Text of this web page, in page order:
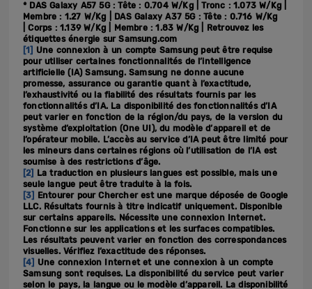
* DAS Galaxy A57 5G : Tête : 0.704 W/Kg | Tronc : 1.073 W/Kg |
Membre : 1.27 W/Kg | DAS Galaxy A37 5G : Tête : 0.716 W/Kg
|Corps : 1.139 W/Kg |
Membre : 1.83 W/Kg | Retrouvez les
étiquettes énergie sur Samsung.com
[1] Une connexion à un compte Samsung peut être requise
pour utiliser certaines fonctionnalités de l’intelligence
artificielle (IA) Samsung. Samsung ne donne aucune
promesse, assurance ou garantie quant à l’exactitude,
l’exhaustivité ou la fiabilité des résultats fournis par les
fonctionnalités d’IA. La disponibilité des fonctionnalités d’IA
peut varier en fonction de la région/du pays, de la version du
système d’exploitation (One UI), du modèle d’appareil et de
l’opérateur mobile. L’accès au service d’IA peut être limité pour
les mineurs dans certaines régions où l’utilisation de l’IA est
soumise à des restrictions d’âge.
[2]
La traduction en plusieurs langues est possible, mais une
seule langue peut être traduite à la fois.
[3]
Entourer pour Chercher est une marque déposée de Google
LLC. Résultats fournis à titre indicatif uniquement. Disponible
sur certains appareils. Nécessite une connexion Internet.
Fonctionne sur les applications et les surfaces compatibles.
Les résultats peuvent varier en fonction des correspondances
visuelles. Vérifiez l’exactitude des réponses.
[4] Une connexion Internet et une connexion à un compte
Samsung sont requises. La disponibilité du service peut varier
selon le pays, la langue ou le modèle d’appareil. La disponibilité